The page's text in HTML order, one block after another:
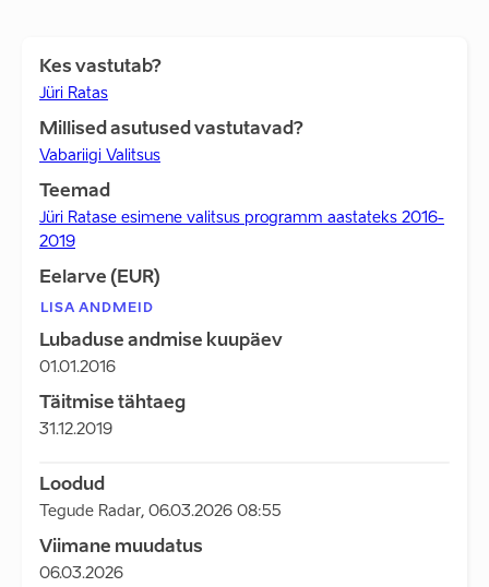
Kes vastutab?
Jüri Ratas
Millised asutused vastutavad?
Vabariigi Valitsus
Teemad
Jüri Ratase esimene valitsus programm aastateks 2016-
2019
Eelarve (EUR)
LISA ANDMEID
Lubaduse andmise kuupäev
01.01.2016
Täitmise tähtaeg
31.12.2019
Loodud
Tegude Radar, 06.03.2026 08:55
Viimane muudatus
06.03.2026